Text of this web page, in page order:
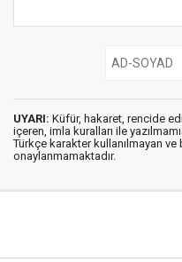
UYARI: Küfür, hakaret, rencide
içeren, imla kuralları ile
Türkçe karakter kullanılmayan
onaylanmamaktadır.